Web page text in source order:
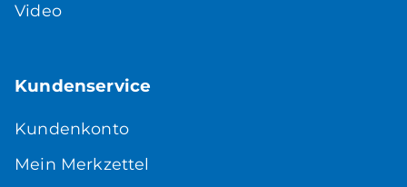
Video
Kundenservice
Kundenkonto
Mein Merkzettel